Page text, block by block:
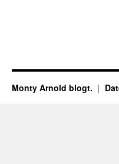
Monty Arnold blogt.